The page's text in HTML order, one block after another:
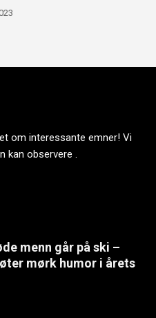
om interessante emner! Vi
kan observere .
menn går på ski –
mørk humor i årets